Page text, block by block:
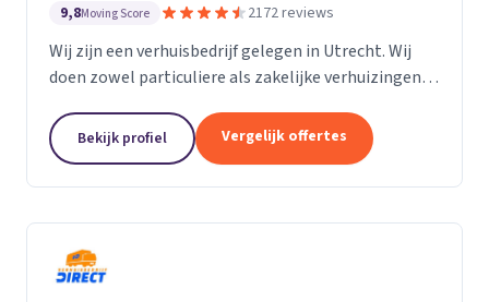
9,8Moving Score 2172 reviews
Wij zijn een verhuisbedrijf gelegen in Utrecht. Wij
doen zowel particuliere als zakelijke verhuizingen.
opslag van inboedel, de- en montageservice,...
Bekijk profiel Vergelijk offertes